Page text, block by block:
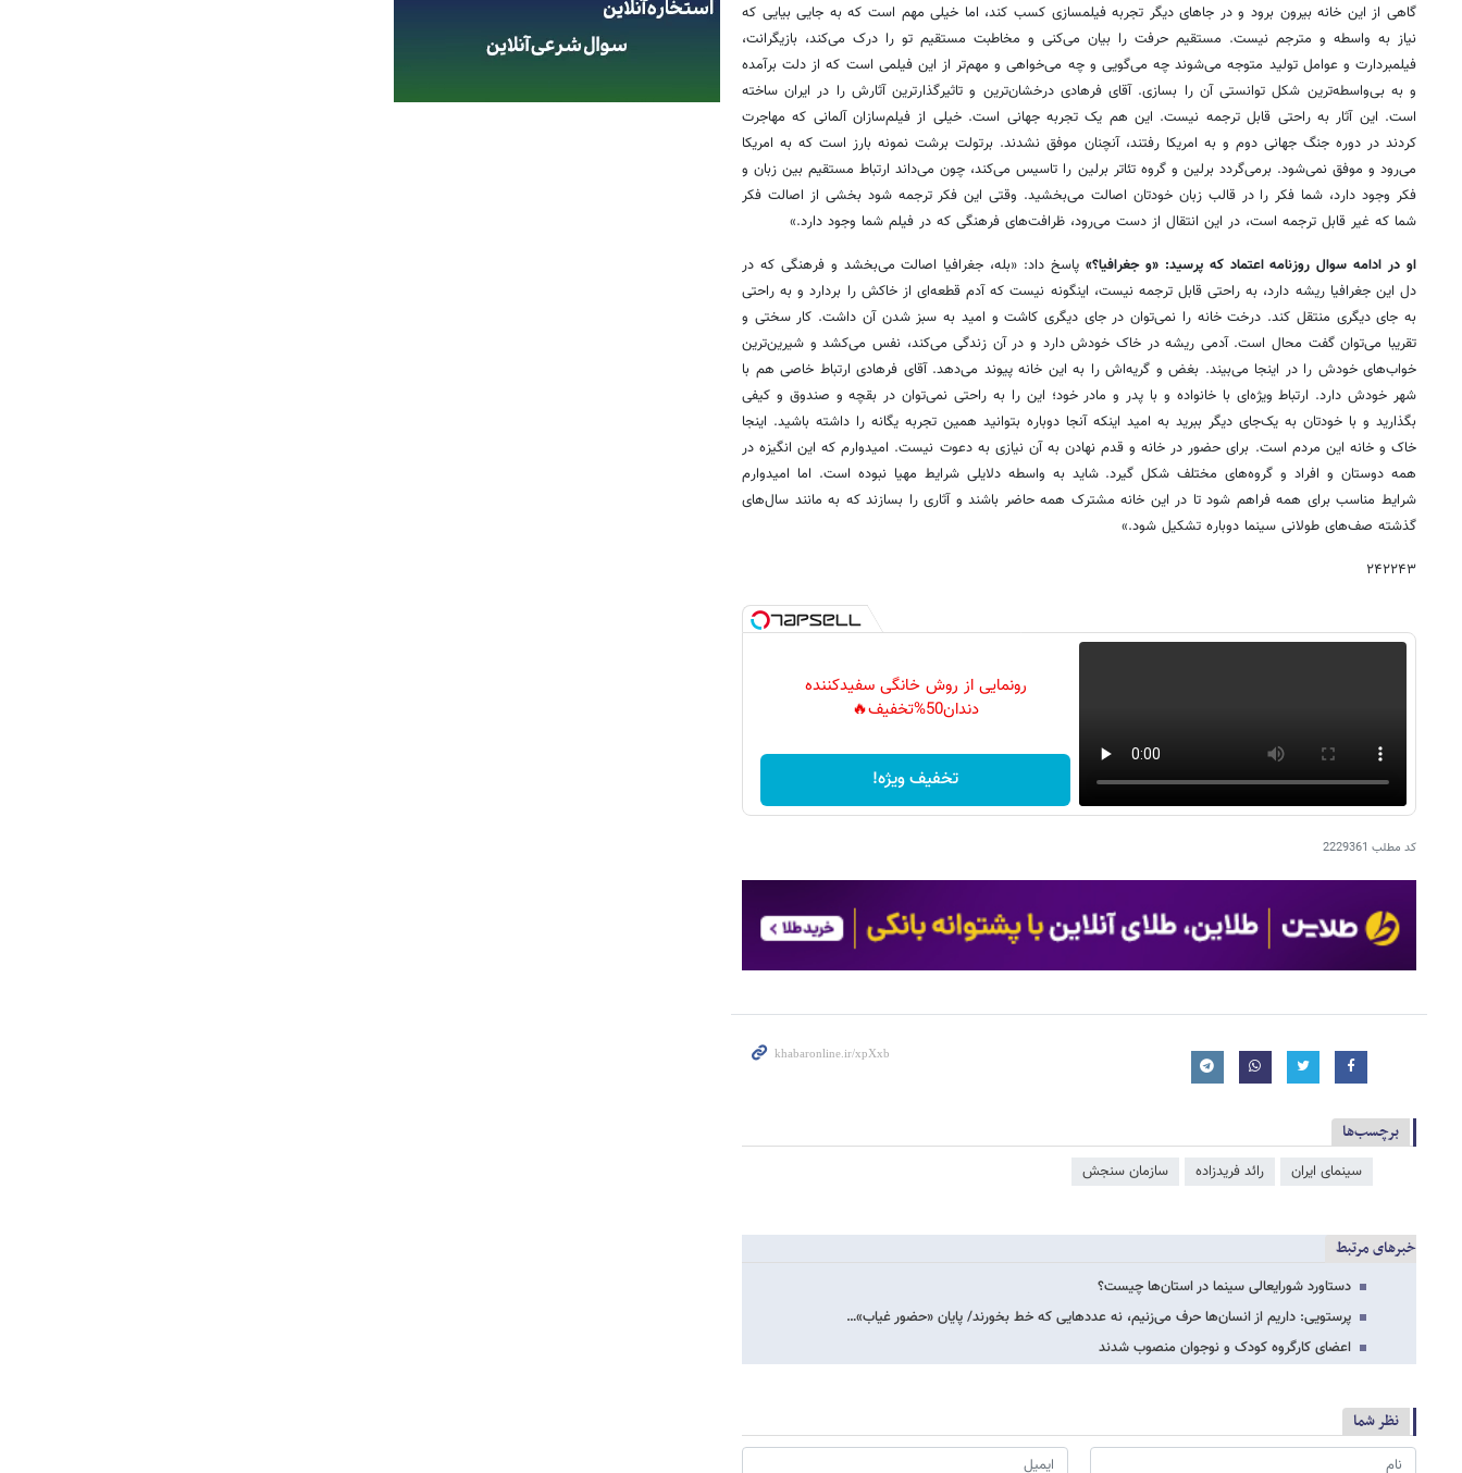
گاهی از این خانه بیرون برود و در جاهای دیگر تجربه فیلمسازی کسب کند، اما خیلی مهم است که به جایی بیایی که
نیاز به واسطه و مترجم نیست. مستقیم حرفت را بیان می‌کنی و مخاطبت مستقیم تو را درک می‌کند، بازیگرانت،
فیلمبردارت و عوامل تولید متوجه می‌شوند چه می‌گویی و چه می‌خواهی و مهم‌تر از این فیلمی است که از دلت برآمده
و به بی‌واسطه‌ترین شکل توانستی آن را بسازی. آقای فرهادی درخشان‌ترین و تاثیرگذارترین آثارش را در ایران ساخته
است. این آثار به راحتی قابل ترجمه نیست. این هم یک تجربه جهانی است. خیلی از فیلم‌سازان آلمانی که مهاجرت
کردند در دوره جنگ جهانی دوم و به امریکا رفتند، آنچنان موفق نشدند. برتولت برشت نمونه بارز است که به امریکا
می‌رود و موفق نمی‌شود. برمی‌گردد برلین و گروه تئاتر برلین را تاسیس می‌کند، چون می‌داند ارتباط مستقیم بین زبان و
فکر وجود دارد، شما فکر را در قالب زبان خودتان اصالت می‌بخشید. وقتی این فکر ترجمه شود بخشی از اصالت فکر
شما که غیر قابل ترجمه است، در این انتقال از دست می‌رود، ظرافت‌های فرهنگی که در فیلم شما وجود دارد.»
او در ادامه سوال روزنامه اعتماد که پرسید: «و جغرافیا؟» پاسخ داد: «بله، جغرافیا اصالت می‌بخشد و فرهنگی که در
دل این جغرافیا ریشه دارد، به راحتی قابل ترجمه نیست، اینگونه نیست که آدم قطعه‌ای از خاکش را بردارد و به راحتی
به جای دیگری منتقل کند. درخت خانه را نمی‌توان در جای دیگری کاشت و امید به سبز شدن آن داشت. کار سختی و
تقریبا می‌توان گفت محال است. آدمی ریشه در خاک خودش دارد و در آن زندگی می‌کند، نفس می‌کشد و شیرین‌ترین
خواب‌های خودش‌ را در اینجا می‌بیند. بغض و گریه‌اش را به این خانه پیوند می‌دهد. آقای فرهادی ارتباط خاصی هم با
شهر خودش دارد. ارتباط ویژه‌ای با خانواده و با پدر و مادر خود؛ این را به راحتی نمی‌توان در بقچه و صندوق و کیفی
بگذارید و با خودتان به یک‌جای دیگر ببرید به امید اینکه آنجا دوباره بتوانید همین تجربه یگانه را داشته باشید. اینجا
خاک و خانه این مردم است. برای حضور در خانه و قدم نهادن به آن‌ نیازی به دعوت نیست. امیدوارم که این انگیزه در
همه دوستان و افراد و گروه‌های مختلف شکل گیرد. شاید به واسطه دلایلی شرایط مهیا نبوده است. اما امیدوارم‌
شرایط مناسب برای همه فراهم شود تا در این خانه‌ مشترک همه حاضر باشند و آثاری را بسازند که به مانند سال‌های
گذشته صف‌های طولانی سینما دوباره تشکیل شود.»
۲۴۲۲۴۳
رونمایی از روش خانگی سفیدکننده
دندان50%تخفیف🔥
تخفیف ویژه!
کد مطلب 2229361
برچسب‌ها
سینمای ایران رائد فریدزاده سازمان سنجش
خبرهای مرتبط
دستاورد شورایعالی سینما در استان‌ها چیست؟
پرستویی: داریم از انسان‌ها حرف می‌زنیم، نه عددهایی که خط بخورند/ پایان «حضور غیاب»…
اعضای کارگروه کودک و نوجوان منصوب شدند
نظر شما